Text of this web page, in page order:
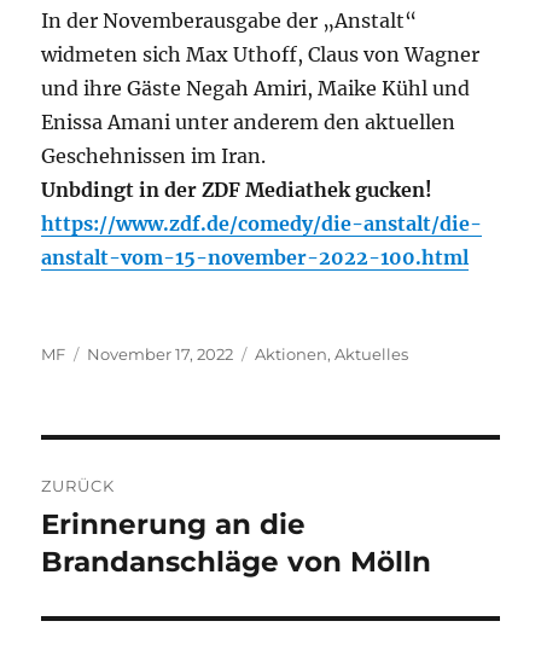
In der Novemberausgabe der „Anstalt“
widmeten sich Max Uthoff, Claus von Wagner
und ihre Gäste Negah Amiri, Maike Kühl und
Enissa Amani unter anderem den aktuellen
Geschehnissen im Iran.
Unbdingt in der ZDF Mediathek gucken!
https://www.zdf.de/comedy/die-anstalt/die-
anstalt-vom-15-november-2022-100.html
Autor
MF
Veröffentlicht
November 17, 2022 Kategorien
Aktionen,Aktuelles
ZURÜCK
Vorheriger
Beitrag:
Erinnerung an die
Brandanschläge von Mölln